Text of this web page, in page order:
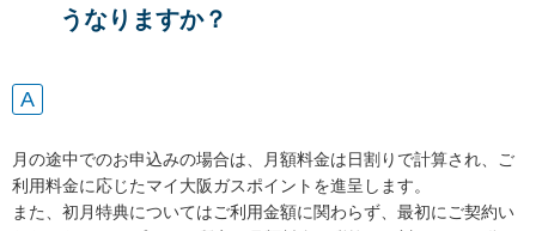
うなりますか？
月の途中でのお申込みの場合は、月額料金は日割りで計算され、ご
利用料金に応じたマイ大阪ガスポイントを進呈します。
また、初月特典についてはご利用金額に関わらず、最初にご契約い